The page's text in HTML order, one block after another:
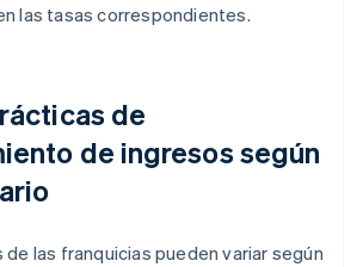
las tasas correspondientes.
de
de ingresos según
las franquicias pueden variar según